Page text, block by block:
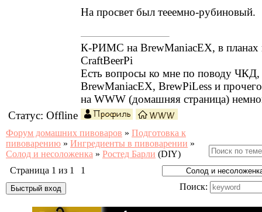
На просвет был тееемно-рубиновый.
К-РИМС на BrewManiacEX, в планах
CraftBeerPi
Есть вопросы ко мне по поводу
BrewManiacEX, BrewPiLess и
на WWW (домашняя страница)
Статус: Offline
Форум домашних пивоваров » Подготовка к
пивоварению » Ингредиенты в пивоварении »
Солод и несоложенка » Ростед Барли (DIY)
Страница 1 из 1
1
Поиск: